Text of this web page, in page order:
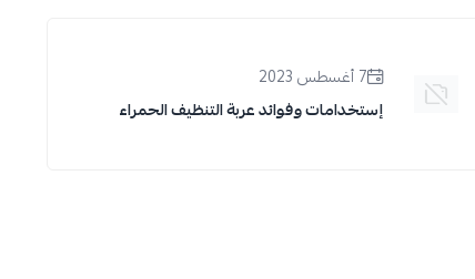
7 أغسطس 2023
إستخدامات وفوائد عربة التنظيف الحمراء